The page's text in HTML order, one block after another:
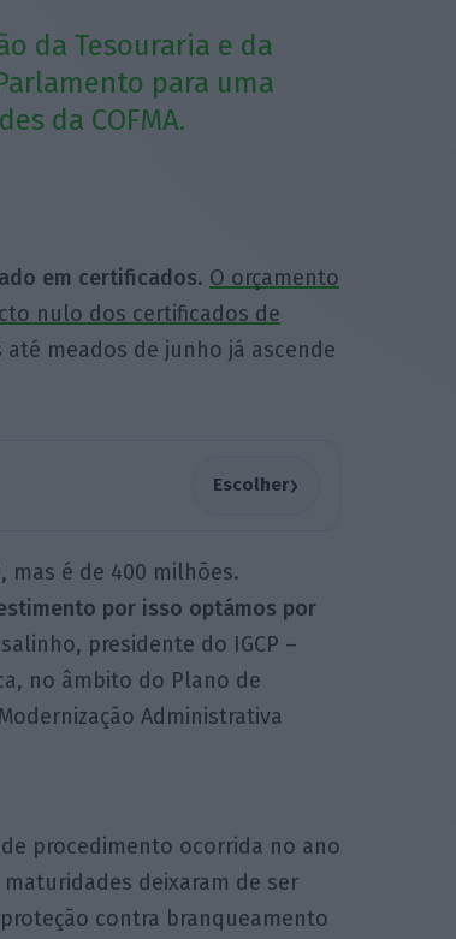
da Tesouraria e da
para uma
da COFMA.
em certificados. O orçamento
nulo dos certificados de
até meados de junho já ascende
Escolher›
mas é de 400 milhões.
por isso optámos por
presidente do IGCP –
no âmbito do Plano de
Administrativa
procedimento ocorrida no ano
deixaram de ser
contra branqueamento